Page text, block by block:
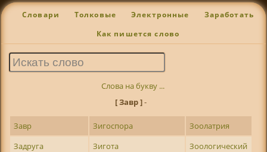
Словари Толковые Электронные Заработать
Как пишется слово
Слова на букву ...
[ Завр ]-
Завр Зигоспора
Зоолатрия
Задруга
Зигота
Зоологический